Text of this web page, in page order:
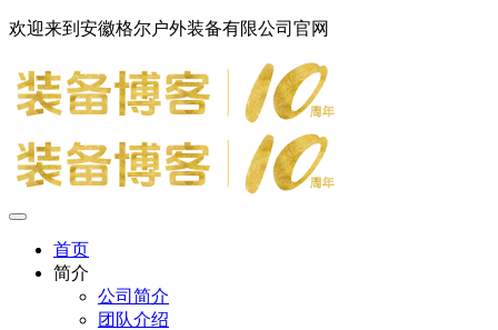
欢迎来到安徽格尔户外装备有限公司官网
首页
简介
公司简介
团队介绍